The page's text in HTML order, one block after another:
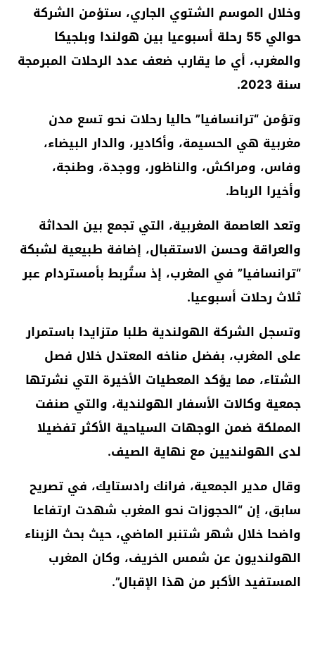
وخلال الموسم الشتوي الجاري، ستؤمن الشركة
حوالي 55 رحلة أسبوعيا بين هولندا وبلجيكا
والمغرب، أي ما يقارب ضعف عدد الرحلات المبرمجة
سنة 2023.
وتؤمن “ترانسافيا” حاليا رحلات نحو تسع مدن
مغربية هي الحسيمة، وأكادير، والدار البيضاء،
وفاس، ومراكش، والناظور، ووجدة، وطنجة،
وأخيرا الرباط.
وتعد العاصمة المغربية، التي تجمع بين الحداثة
والعراقة وحسن الاستقبال، إضافة طبيعية لشبكة
“ترانسافيا” في المغرب، إذ ستُربط بأمستردام عبر
ثلاث رحلات أسبوعيا.
وتسجل الشركة الهولندية طلبا متزايدا باستمرار
على المغرب، بفضل مناخه المعتدل خلال فصل
الشتاء، مما يؤكد المعطيات الأخيرة التي نشرتها
جمعية وكالات الأسفار الهولندية، والتي صنفت
المملكة ضمن الوجهات السياحية الأكثر تفضيلا
لدى الهولنديين مع نهاية الصيف.
وقال مدير الجمعية، فرانك رادستايك، في تصريح
سابق، إن “الحجوزات نحو المغرب شهدت ارتفاعا
واضحا خلال شهر شتنبر الماضي، حيث بحث الزبناء
الهولنديون عن شمس الخريف، وكان المغرب
المستفيد الأكبر من هذا الإقبال”.